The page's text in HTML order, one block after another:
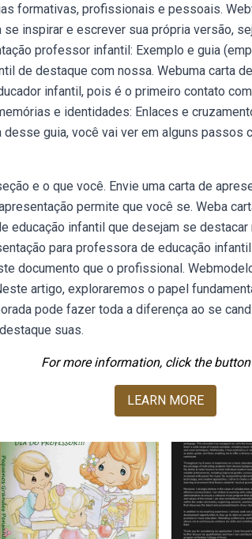
formativas, profissionais e pessoais.
inspirar e escrever sua própria versão,
professor infantil: Exemplo e guia
de destaque com nossa. Webuma carta
infantil, pois é o primeiro contato
e identidades: Enlaces e
desse guia, você vai ver em alguns
e o que você. Envie uma carta de
permite que você se. Weba
educação infantil que desejam se destacar
para professora de educação
documento que o profissional.
artigo, exploraremos o papel
pode fazer toda a diferença ao se
suas.
For more information, click the button
LEARN MORE